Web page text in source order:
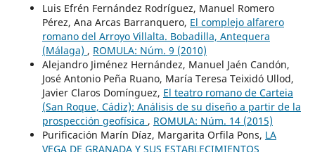
Luis Efrén Fernández Rodríguez, Manuel Romero
Pérez, Ana Arcas Barranquero, El complejo alfarero
romano del Arroyo Villalta. Bobadilla, Antequera
(Málaga) , ROMULA: Núm. 9 (2010)
Alejandro Jiménez Hernández, Manuel Jaén Candón,
José Antonio Peña Ruano, María Teresa Teixidó Ullod,
Javier Claros Domínguez, El teatro romano de Carteia
(San Roque, Cádiz): Análisis de su diseño a partir de la
prospección geofísica , ROMULA: Núm. 14 (2015)
Purificación Marín Díaz, Margarita Orfila Pons, LA
VEGA DE GRANADA Y SUS ESTABLECIMIENTOS